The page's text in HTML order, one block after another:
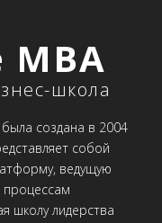
MBA
школа
создана в 2004
собой
ведущую
процессам
школу лидерства